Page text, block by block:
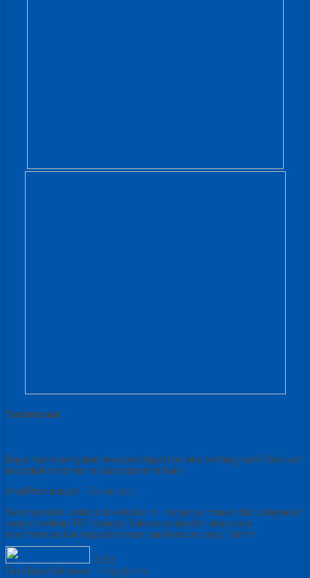
Testimonial
Bagaimana pengalaman & pendapat mereka tentang kami? Berikut
ini adalah testimonial dari customer kami.
Andi Pirmansyah - Tangerang
Senang sekali belanja di website ini. Harganya murah dan pelayanan
yang diberikan TOP banget. Sukses selalu dan akan saya
rekomendasikan kepada teman dan kerabat saya. Trims!
(5/5)
Toto Budi Setiawan - Yogyakarta